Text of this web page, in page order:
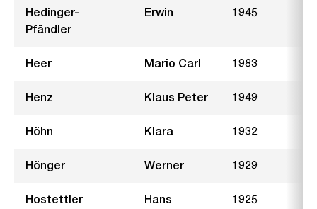
Hedinger-
Pfändler
Erwin 1945
Heer Mario Carl 1983
Henz Klaus Peter 1949
Höhn Klara 1932
Hönger Werner 1929
Hostettler
Hans
1925